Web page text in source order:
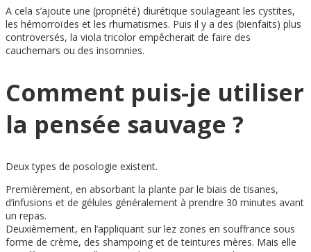
A cela s’ajoute une (propriété) diurétique soulageant les cystites,
les hémorroïdes et les rhumatismes. Puis il y a des (bienfaits) plus
controversés, la viola tricolor empêcherait de faire des
cauchemars ou des insomnies.
Comment puis-je utiliser
la pensée sauvage ?
Deux types de posologie existent.
Premièrement, en absorbant la plante par le biais de tisanes,
d’infusions et de gélules généralement à prendre 30 minutes avant
un repas.
Deuxièmement, en l’appliquant sur lez zones en souffrance sous
forme de crème, des shampoing et de teintures mères. Mais elle